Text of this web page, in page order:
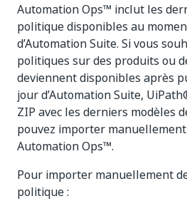
Automation Ops™ inclut les
politique disponibles au
d’Automation Suite. Si vous
politiques sur des produits ou
deviennent disponibles après
jour d’Automation Suite,
ZIP avec les derniers modèles
pouvez importer
Automation Ops™.
Pour importer manuellement
politique :